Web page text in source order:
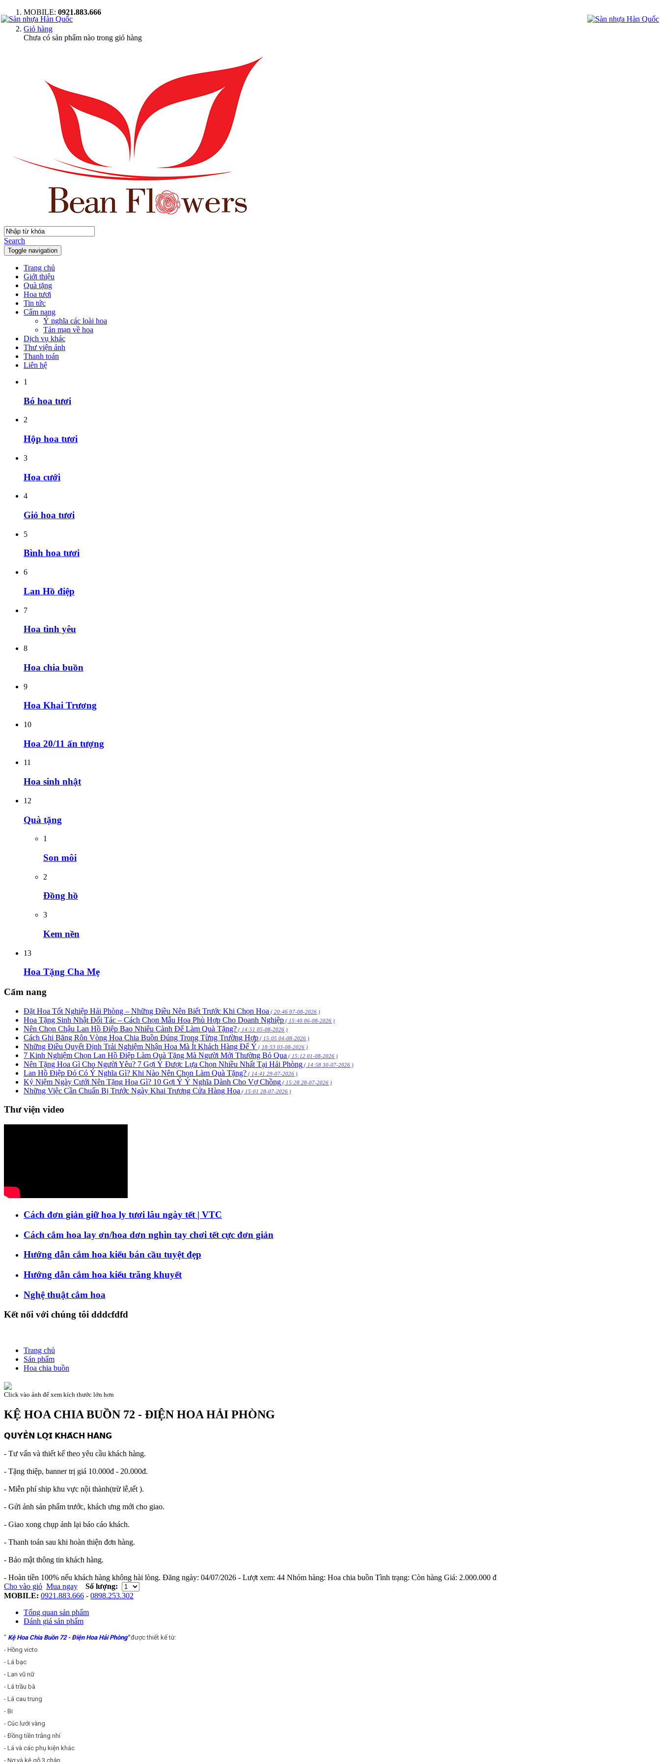
MOBILE: 0921.883.666
Giỏ hàng
Chưa có sản phẩm nào trong giỏ hàng
Search
Toggle navigation
Trang chủ
Giới thiệu
Quà tặng
Hoa tươi
Tin tức
Cẩm nang
Ý nghĩa các loài hoa
Tản mạn về hoa
Dịch vụ khác
Thư viện ảnh
Thanh toán
Liên hệ
1
Bó hoa tươi
2
Hộp hoa tươi
3
Hoa cưới
4
Giỏ hoa tươi
5
Bình hoa tươi
6
Lan Hồ điệp
7
Hoa tình yêu
8
Hoa chia buồn
9
Hoa Khai Trương
10
Hoa 20/11 ấn tượng
11
Hoa sinh nhật
12
Quà tặng
1
Son môi
2
Đồng hồ
3
Kem nền
13
Hoa Tặng Cha Mẹ
Cẩm nang
Đặt Hoa Tốt Nghiệp Hải Phòng – Những Điều Nên Biết Trước Khi Chọn Hoa ( 20:46 07-08-2026 )
Hoa Tặng Sinh Nhật Đối Tác – Cách Chọn Mẫu Hoa Phù Hợp Cho Doanh Nghiệp ( 15:40 06-08-2026 )
Nên Chọn Chậu Lan Hồ Điệp Bao Nhiêu Cành Để Làm Quà Tặng? ( 14:51 05-08-2026 )
Cách Ghi Băng Rôn Vòng Hoa Chia Buồn Đúng Trong Từng Trường Hợp ( 15:05 04-08-2026 )
Những Điều Quyết Định Trải Nghiệm Nhận Hoa Mà Ít Khách Hàng Để Ý ( 18:53 03-08-2026 )
7 Kinh Nghiệm Chọn Lan Hồ Điệp Làm Quà Tặng Mà Người Mới Thường Bỏ Qua ( 15:12 01-08-2026 )
Nên Tặng Hoa Gì Cho Người Yêu? 7 Gợi Ý Được Lựa Chọn Nhiều Nhất Tại Hải Phòng ( 14:58 30-07-2026 )
Lan Hồ Điệp Đỏ Có Ý Nghĩa Gì? Khi Nào Nên Chọn Làm Quà Tặng? ( 14:41 29-07-2026 )
Kỷ Niệm Ngày Cưới Nên Tặng Hoa Gì? 10 Gợi Ý Ý Nghĩa Dành Cho Vợ Chồng ( 15:28 28-07-2026 )
Những Việc Cần Chuẩn Bị Trước Ngày Khai Trương Cửa Hàng Hoa ( 15:01 28-07-2026 )
Thư viện video
Cách đơn giản giữ hoa ly tươi lâu ngày tết | VTC
Cách cắm hoa lay ơn/hoa dơn nghìn tay chơi tết cực đơn giản
Hướng dẫn cắm hoa kiểu bán cầu tuyệt đẹp
Hướng dẫn cắm hoa kiểu trăng khuyết
Nghệ thuật cắm hoa
Kết nối với chúng tôi dddcfdfd
Trang chủ
Sản phẩm
Hoa chia buồn
Click vào ảnh để xem kích thước lớn hơn
KỆ HOA CHIA BUỒN 72 - ĐIỆN HOA HẢI PHÒNG
𝗤𝗨𝗬𝗘̂̀𝗡 𝗟𝗢̛̣𝗜 𝗞𝗛𝗔́𝗖𝗛 𝗛𝗔̀𝗡𝗚
- Tư vấn và thiết kế theo yêu cầu khách hàng.
- Tặng thiệp, banner trị giá 10.000đ - 20.000đ.
- Miễn phí ship khu vực nội thành(trừ lễ,tết ).
- Gửi ảnh sản phẩm trước, khách ưng mới cho giao.
- Giao xong chụp ảnh lại báo cáo khách.
- Thanh toán sau khi hoàn thiện đơn hàng.
- Bảo mật thông tin khách hàng.
- Hoàn tiền 100% nếu khách hàng không hài lòng. Đăng ngày: 04/07/2026 - Lượt xem: 44 Nhóm hàng: Hoa chia buồn Tình trạng: Còn hàng Giá: 2.000.000 đ
Cho vào giỏ Mua ngay
Số lượng:
MOBILE: 0921.883.666 - 0898.253.302
Tổng quan sản phẩm
Đánh giá sản phẩm
" Kệ Hoa Chia Buồn 72 - Điện Hoa Hải Phòng"được thiết kế từ:
- Hồng victo
- Lá bạc
- Lan vũ nữ
- Lá trầu bà
- Lá cau trung
- Bi
- Cúc lưới vàng
- Đồng tiền trắng nhí
- Lá và các phụ kiện khác
- Nơ và kệ gỗ 3 chân